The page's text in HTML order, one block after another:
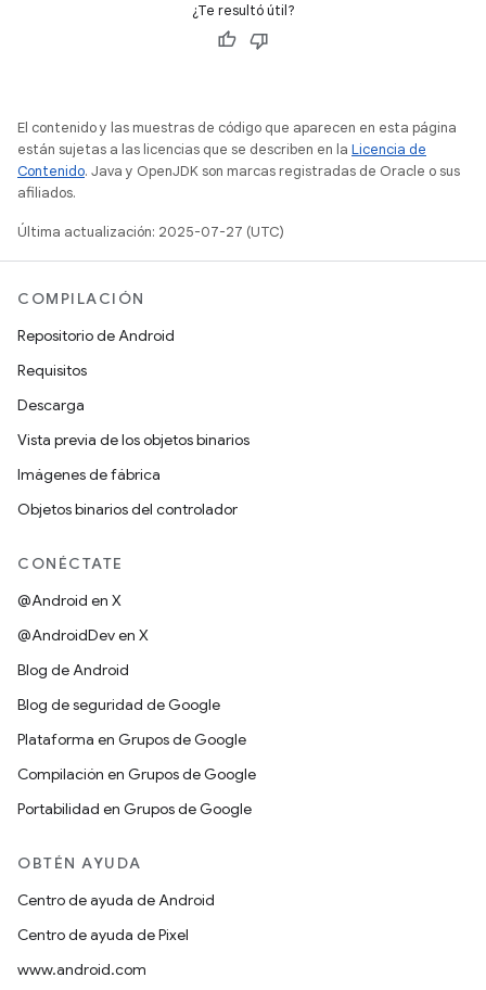
¿Te resultó útil?
El contenido y las muestras de código que aparecen en esta página
están sujetas a las licencias que se describen en la Licencia de
Contenido. Java y OpenJDK son marcas registradas de Oracle o sus
afiliados.
Última actualización: 2025-07-27 (UTC)
COMPILACIÓN
Repositorio de Android
Requisitos
Descarga
Vista previa de los objetos binarios
Imágenes de fábrica
Objetos binarios del controlador
CONÉCTATE
@Android en X
@AndroidDev en X
Blog de Android
Blog de seguridad de Google
Plataforma en Grupos de Google
Compilación en Grupos de Google
Portabilidad en Grupos de Google
OBTÉN AYUDA
Centro de ayuda de Android
Centro de ayuda de Pixel
www.android.com